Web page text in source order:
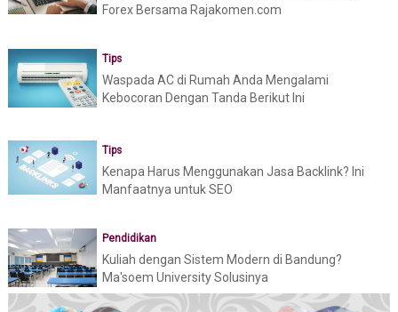
Forex Bersama Rajakomen.com
Tips
Waspada AC di Rumah Anda Mengalami
Kebocoran Dengan Tanda Berikut Ini
Tips
Kenapa Harus Menggunakan Jasa Backlink? Ini
Manfaatnya untuk SEO
Pendidikan
Kuliah dengan Sistem Modern di Bandung?
Ma'soem University Solusinya